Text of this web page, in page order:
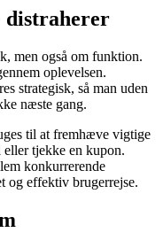
distraherer
men også om funktion.
oplevelsen.
strategisk, så man uden
næste gang.
til at fremhæve vigtige
tjekke en kupon.
konkurrerende
og effektiv brugerrejse.